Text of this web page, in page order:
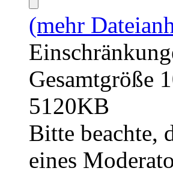
(mehr
Gesamtgröße
5120KB
Bitte beachte,
eines